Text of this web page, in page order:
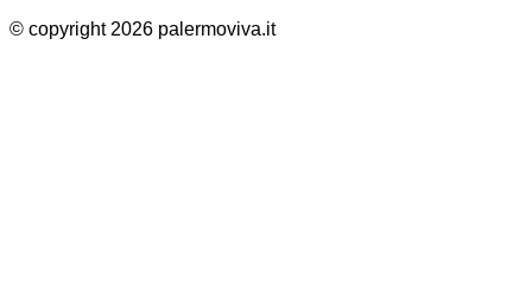
© copyright 2026 palermoviva.it